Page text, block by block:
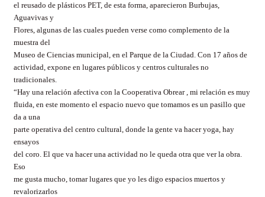
el reusado de plásticos PET, de esta forma, aparecieron Burbujas,
Aguavivas y
Flores, algunas de las cuales pueden verse como complemento de la
muestra del
Museo de Ciencias municipal, en el Parque de la Ciudad. Con 17 años de
actividad, expone en lugares públicos y centros culturales no
tradicionales.
“Hay una relación afectiva con la Cooperativa Obrear , mi relación es muy
fluida, en este momento el espacio nuevo que tomamos es un pasillo que
da a una
parte operativa del centro cultural, donde la gente va hacer yoga, hay
ensayos
del coro. El que va hacer una actividad no le queda otra que ver la obra.
Eso
me gusta mucho, tomar lugares que yo les digo espacios muertos y
revalorizarlos